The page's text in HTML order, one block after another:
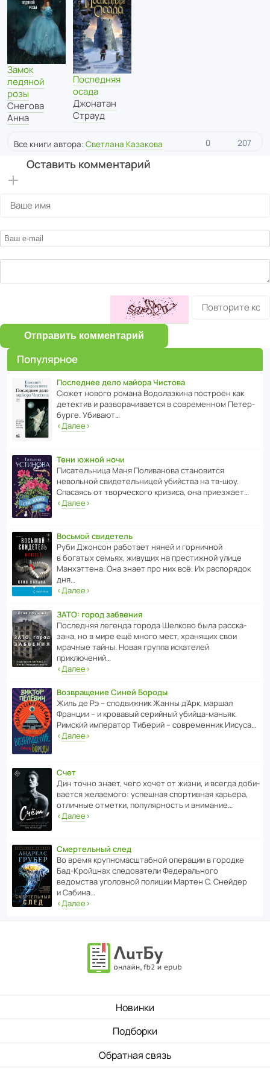
Замок
ледяной
розы
Снегова
Анна
Последняя
осада
Джонатан
Страуд
Все книги автора: Светлана Казакова 0 207
Оставить комментарий
Отправить комментарий
Популярное
Последнее дело майора Чистова
Сюжет нового романа Водо­ла­з­кина пост­роен как
дете­ктив и разво­ра­чи­ва­ется в совре­менном Пете­р­
бурге. Убивают…
‹Далее›
Тени южной ночи
Писа­тель­ница Маня Поли­ва­нова стано­вится
невольной свиде­тель­ницей убийства на тв-шоу.
Спасаясь от твор­че­с­кого кризиса, она приезжает…
‹Далее›
Восьмой свидетель
Руби Джонсон рабо­тает няней и горни­чной
в богатых семьях, живущих на прес­ти­жной улице
Манх­эт­тена. Она знает про них всё. Их распо­рядок
дня…
‹Далее›
ЗАТО: город забвения
После­дняя легенда города Шелково была расска­
зана, но в мире ещё много мест, хранящих свои
мрачные тайны. Новая группа иска­телей
приключений…
‹Далее›
Возвращение Синей Бороды
Жиль де Рэ – спод­ви­жник Жанны д’Арк, маршал
Франции – и кровавый серийный убийца-маньяк.
Римский импе­ратор Тиберий – совре­менник Иисуса…
‹Далее›
Счет
Дин точно знает, чего хочет от жизни, и всегда доби­
ва­ется жела­е­мого: успе­шная спор­ти­вная карьера,
отли­чные отметки, попу­ля­р­ность и внимание…
‹Далее›
Смертельный след
Во время круп­но­мас­ш­та­бной операции в городке
Бад‑Крой­цнах следо­ва­тели Феде­раль­ного
ведомства уголо­вной полиции Мартен С. Снейдер
и Сабина…
‹Далее›
Новинки
Подборки
Обратная связь